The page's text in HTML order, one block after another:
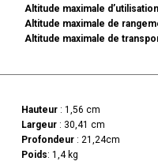
Altitude maximale d’utilisation
Altitude maximale de
Altitude maximale de
Hauteur : 1,56 cm
Largeur : 30,41 cm
Profondeur : 21,24cm
Poids: 1,4 kg